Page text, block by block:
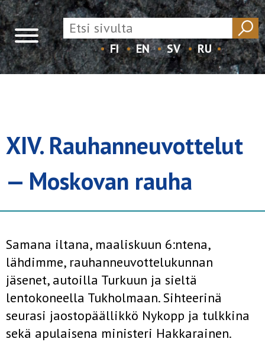
FI EN SV RU
XIV. Rauhanneuvottelut
— Moskovan rauha
Samana iltana, maaliskuun 6:ntena,
lähdimme, rauhanneuvottelu­kunnan
jäsenet, autoilla Turkuun ja sieltä
lentokoneella Tukholmaan. Sihteerinä
seurasi jaostopäällikkö Nykopp ja tulkkina
sekä apulaisena ministeri Hakkarainen.